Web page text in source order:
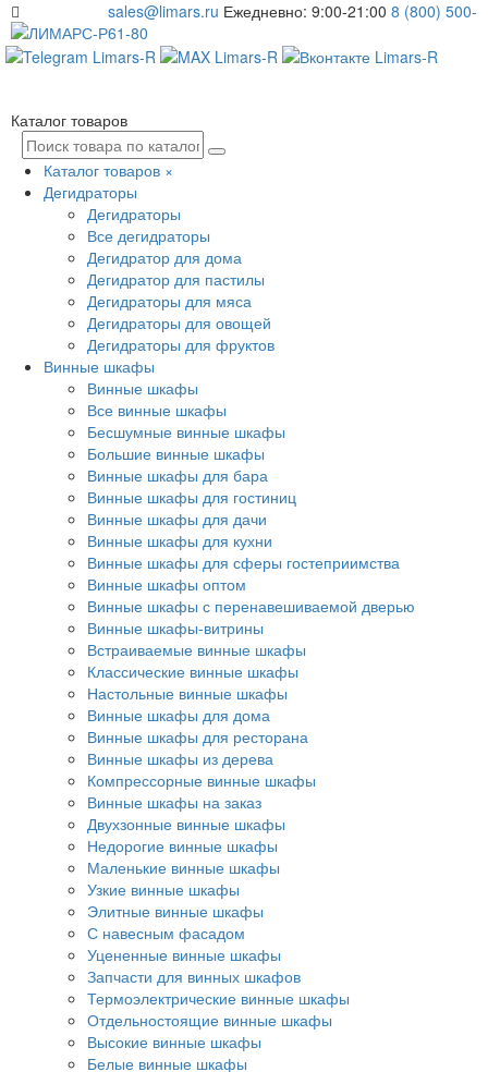
sales@limars.ru Ежедневно: 9:00-21:00 8 (800) 500-
61-80
Каталог товаров
Каталог товаров ×
Дегидраторы
Дегидраторы
Все дегидраторы
Дегидратор для дома
Дегидратор для пастилы
Дегидраторы для мяса
Дегидраторы для овощей
Дегидраторы для фруктов
Винные шкафы
Винные шкафы
Все винные шкафы
Бесшумные винные шкафы
Большие винные шкафы
Винные шкафы для бара
Винные шкафы для гостиниц
Винные шкафы для дачи
Винные шкафы для кухни
Винные шкафы для сферы гостеприимства
Винные шкафы оптом
Винные шкафы с перенавешиваемой дверью
Винные шкафы-витрины
Встраиваемые винные шкафы
Классические винные шкафы
Настольные винные шкафы
Винные шкафы для дома
Винные шкафы для ресторана
Винные шкафы из дерева
Компрессорные винные шкафы
Винные шкафы на заказ
Двухзонные винные шкафы
Недорогие винные шкафы
Маленькие винные шкафы
Узкие винные шкафы
Элитные винные шкафы
С навесным фасадом
Уцененные винные шкафы
Запчасти для винных шкафов
Термоэлектрические винные шкафы
Отдельностоящие винные шкафы
Высокие винные шкафы
Белые винные шкафы